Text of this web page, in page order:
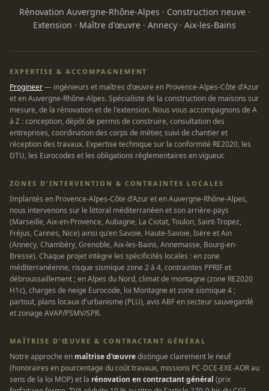
Rénovation Auvergne-Rhône-Alpes · Construction neuve·
Extension · Maître d'œuvre · Annecy · Aix-les-Bains
EXPERTISE & ACCOMPAGNEMENT
Progineer— ingénieurs et maîtres d'œuvre en Provence-Alpes-Côte d'Azur
et en Auvergne-Rhône-Alpes. Spécialiste de la construction de maisons sur
mesure, de la rénovation et de l'extension. Nous vous accompagnons de A
à Z : conception, dépôt de permis de construire, consultation des
entreprises, coordination des corps de métier, suivi de chantier et
réception des travaux. Expertise technique sur la conformité RE2020, les
DTU, les Eurocodes et les obligations réglementaires en vigueur.
ZONES D'INTERVENTION & CONTRAINTES LOCALES
Implantés en Provence-Alpes-Côte d'Azur et en Auvergne-Rhône-Alpes,
nous intervenons sur le littoral méditerranéen et son arrière-pays
(Marseille, Aix-en-Provence, Aubagne, La Ciotat, Toulon, Saint-Tropez,
Fréjus, Cannes, Nice) ainsi qu'en Savoie, Haute-Savoie, Isère et Ain
(Annecy, Chambéry, Grenoble, Aix-les-Bains, Annemasse, Bourg-en-
Bresse). Chaque projet intègre les spécificités locales : en zone
méditerranéenne, risque sismique zone 2 à 4, contraintes PPRIF et
débroussaillement ; en Alpes du Nord, climat de montagne (zone RE2020
H1c), charges de neige Eurocode, loi Montagne et zone sismique 4 ;
partout, plans locaux d'urbanisme (PLU), avis ABF en secteur sauvegardé
et zonage AVAP/PSMV/SPR.
MAÎTRISE D'ŒUVRE & CONTRACTANT GÉNÉRAL
Notre approche en maîtrise d'œuvredistingue clairement le neuf
(honoraires en pourcentage du coût travaux, missions PC-DCE-EXE-AOR au
sens de la loi MOP) et la rénovation en contractant général (prix